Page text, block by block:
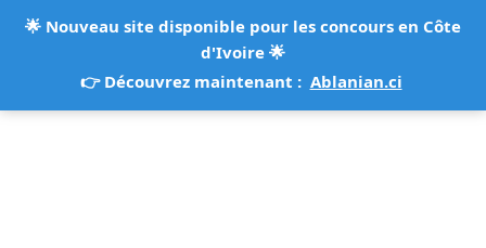
🌟 Nouveau site disponible pour les concours en Côte
d'Ivoire 🌟
👉 Découvrez maintenant : Ablanian.ci